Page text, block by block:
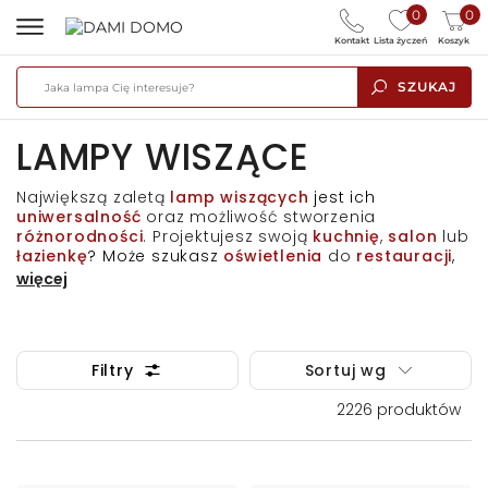
SZUKAJ
0
Lista życzeń
0
Koszyk
Kontakt
LAMPY WISZĄCE
Największą zaletą lamp wiszących jest ich
uniwersalność oraz możliwość stworzenia
różnorodności. Projektujesz swoją kuchnię, salon lub
łazienkę? Może szukasz oświetlenia do restauracji,
kawiarni
wystrój
?
pod względem funkcjonalnym oraz estetycznym.
Dla entuzjastówprostoty
elegancji
przygotowaliśmy lampy wiszące o typowo
szyku, które
więcej
Filtry
Sortuj wg
2226 produktów